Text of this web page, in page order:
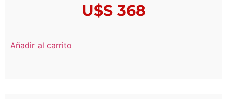
U$S368
Añadir al carrito